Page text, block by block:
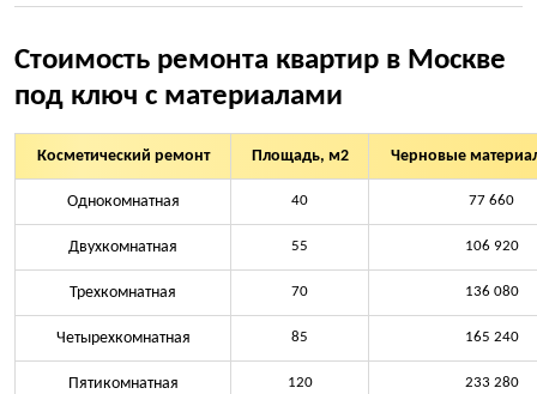
Стоимость ремонта квартир в Москве
под ключ с материалами
Косметический ремонт Площадь, м2 Черновые
Однокомнатная 40 77 660
Двухкомнатная 55 106 920
Трехкомнатная 70 136 080
Четырехкомнатная 85 165 240
Пятикомнатная 120 233 280